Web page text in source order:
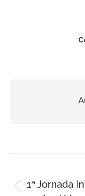
1ª Jornada